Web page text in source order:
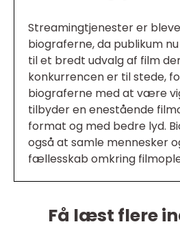
Streamingtjenester er
biograferne, da publikum
til et bredt udvalg af film
konkurrencen er til stede,
biograferne med at være
tilbyder en enestående
format og med bedre lyd.
også at samle mennesker
fællesskab omkring
Få læst flere